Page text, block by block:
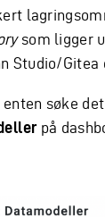
som ligger
Studio/
enten søke
på